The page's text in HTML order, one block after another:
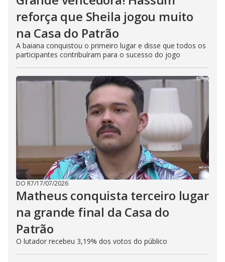
reforça que Sheila jogou muito
na Casa do Patrão
A baiana conquistou o primeiro lugar e disse que todos os
participantes contribuíram para o sucesso do jogo
DO R7/17/07/2026
Matheus conquista terceiro lugar
na grande final da Casa do
Patrão
O lutador recebeu 3,19% dos votos do público